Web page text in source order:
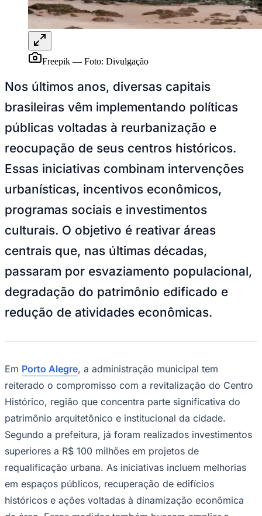
Ceará
Goiás
Freepik — Foto: Divulgação
Nos últimos anos, diversas capitais
brasileiras vêm implementando políticas
públicas voltadas à reurbanização e
reocupação de seus centros históricos.
Essas iniciativas combinam intervenções
urbanísticas, incentivos econômicos,
programas sociais e investimentos
culturais. O objetivo é reativar áreas
centrais que, nas últimas décadas,
passaram por esvaziamento populacional,
degradação do patrimônio edificado e
redução de atividades econômicas.
Em Porto Alegre, a administração municipal tem
reiterado o compromisso com a revitalização do Centro
Histórico, região que concentra parte significativa do
patrimônio arquitetônico e institucional da cidade.
Segundo a prefeitura, já foram realizados investimentos
superiores a R$ 100 milhões em projetos de
requalificação urbana. As iniciativas incluem melhorias
em espaços públicos, recuperação de edifícios
históricos e ações voltadas à dinamização econômica